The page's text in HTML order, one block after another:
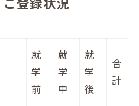
就
学
前
就
学
中
就
学
後
合
計